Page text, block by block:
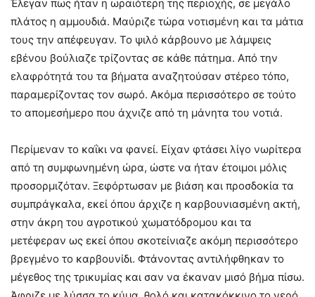
Έλεγαν πως ήταν η ωραιότερη της περιοχής, σε μεγάλο
πλάτος η αμμουδιά. Μαύριζε τώρα νοτισμένη και τα μάτια
τους την απέφευγαν. Το ψιλό κάρβουνο με λάμψεις
εβένου βούλιαζε τρίζοντας σε κάθε πάτημα. Από την
ελαφρότητά του τα βήματα αναζητούσαν στέρεο τόπο,
παραμερίζοντας τον σωρό. Ακόμα περισσότερο σε τούτο
το απομεσήμερο που άχνιζε από τη μάνητα του νοτιά.
Περίμεναν το καΐκι να φανεί. Είχαν φτάσει λίγο νωρίτερα
από τη συμφωνημένη ώρα, ώστε να ήταν έτοιμοι μόλις
προσορμιζόταν. Ξεφόρτωσαν με βιάση και προσδοκία τα
συμπράγκαλα, εκεί όπου άρχιζε η καρβουνιασμένη ακτή,
στην άκρη του αγροτικού χωματόδρομου και τα
μετέφεραν ως εκεί όπου σκοτείνιαζε ακόμη περισσότερο
βρεγμένο το καρβουνίδι. Φτάνοντας αντιλήφθηκαν το
μέγεθος της τρικυμίας και σαν να έκαναν μισό βήμα πίσω.